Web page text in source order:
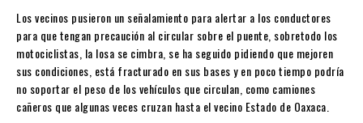
Los vecinos pusieron un señalamiento para alertar a los conductores
para que tengan precaución al circular sobre el puente, sobretodo los
motociclistas, la losa se cimbra, se ha seguido pidiendo que mejoren
sus condiciones, está fracturado en sus bases y en poco tiempo podría
no soportar el peso de los vehículos que circulan, como camiones
cañeros que algunas veces cruzan hasta el vecino Estado de Oaxaca.